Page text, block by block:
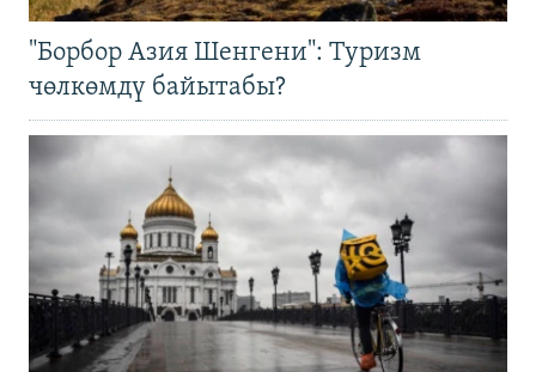
"Борбор Азия Шенгени": Туризм
чөлкөмдү байытабы?